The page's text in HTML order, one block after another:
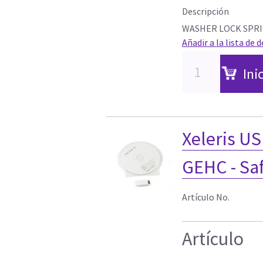
Descripción
WASHER LOCK
Añadir a la lista de
Xeleris
GEHC -
Artículo No.
Artículo